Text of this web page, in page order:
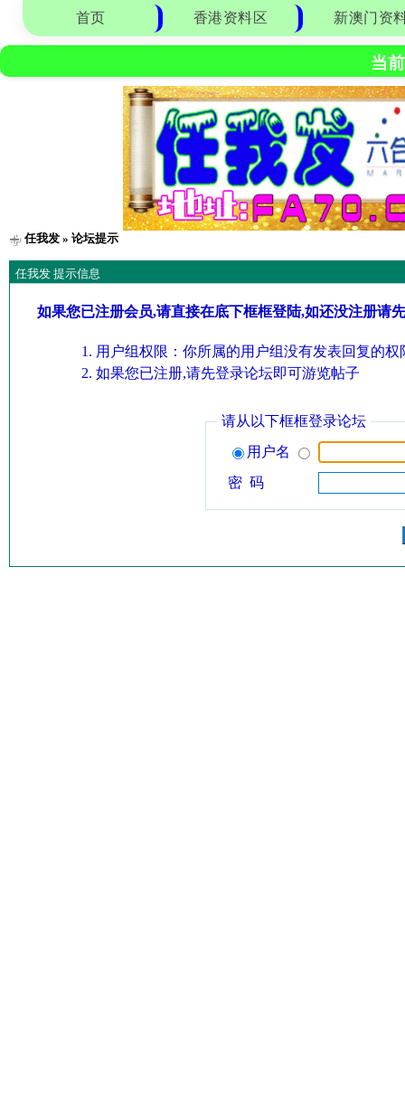
首页 香港资料区 新澳门资
当
任我发» 论坛提示
任我发 提示信息
如果您已注册会员,请直接在底下框框登陆,如还没注册请
用户组权限：你所属的用户组没有发表回复的权
如果您已注册,请先登录论坛即可游览帖子
请从以下框框登录论坛
用户名
密 码